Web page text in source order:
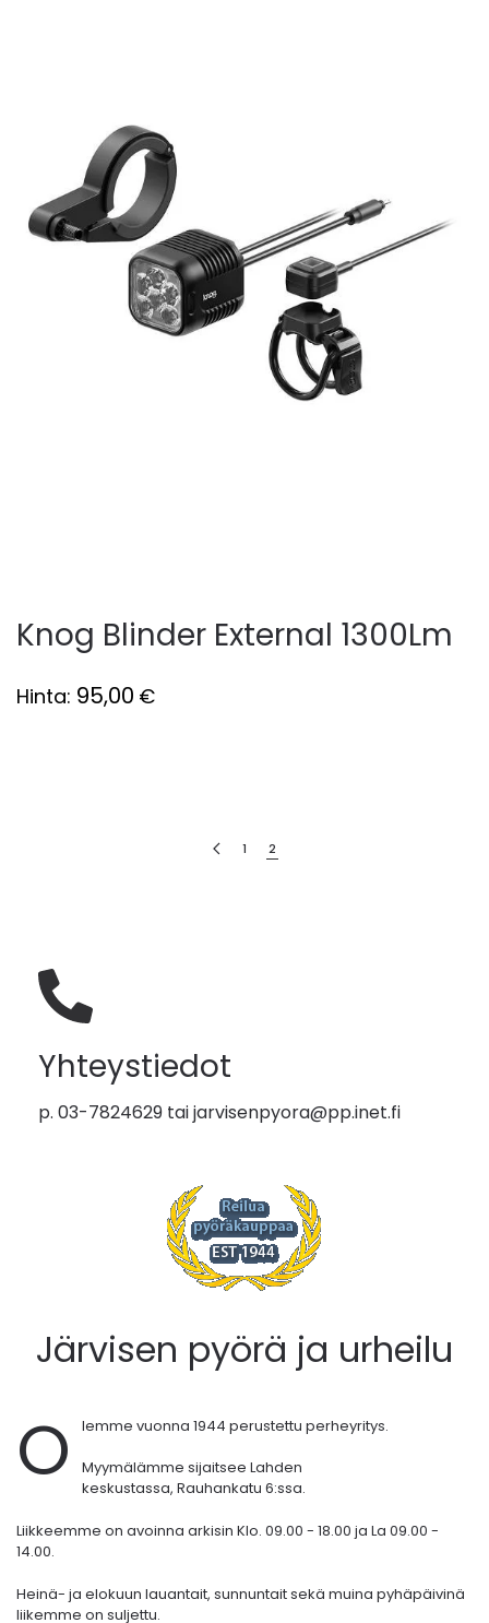
Knog Blinder External 1300Lm
Hinta: 95,00 €
1 2
Yhteystiedot
p. 03-7824629 taijarvisenpyora@pp.inet.fi
Järvisen pyörä ja urheilu
O
lemme vuonna 1944 perustettu perheyritys.
Myymälämme sijaitsee Lahden
keskustassa, Rauhankatu 6:ssa.
Liikkeemme on avoinna arkisin Klo. 09.00 - 18.00 ja La 09.00 -
14.00.
Heinä- ja elokuun lauantait, sunnuntait sekä muina pyhäpäivinä
liikemme on suljettu.